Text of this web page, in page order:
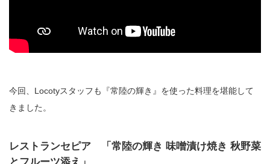
今回、Locotyスタッフも『常陸の輝き』を使った料理を堪能して
きました。
レストランセピア 「常陸の輝き 味噌漬け焼き 秋野菜